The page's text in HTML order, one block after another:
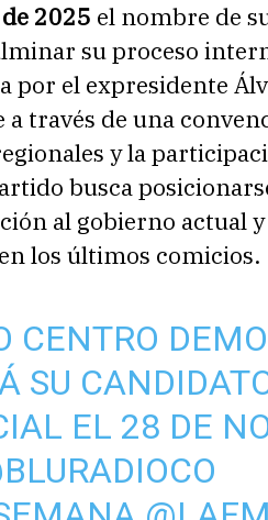
2025 el nombre de
su proceso
por el expresidente
través de una
y la
busca
al gobierno actual
los últimos comicios.
CENTRO
SU
EL 28 DE